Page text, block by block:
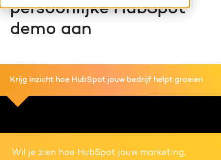
persoonlijke HubSpot
demo aan
Krijg inzicht hoe HubSpot jouw bedrijf helpt groeien
Wil je zien hoe HubSpot jouw marketing,